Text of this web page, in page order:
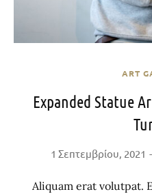
ART
Expanded Statue
1 Σεπτεμβρίου, 2021
Aliquam erat volutpat.